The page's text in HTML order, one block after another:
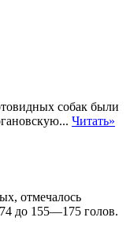
собак были
Читать»
отмечалось
до 155—175 голов.